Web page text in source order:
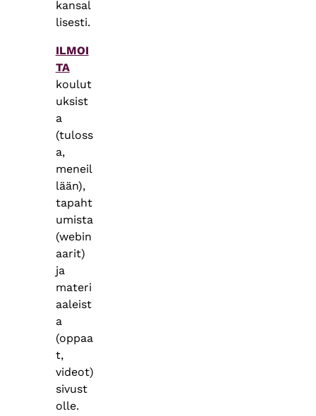
kansal
lisesti.
ILMOI
TA
koulut
uksist
a
(tuloss
a,
meneil
lään),
tapaht
umista
(webin
aarit)
ja
materi
aaleist
a
(oppaa
t,
videot)
sivust
olle.